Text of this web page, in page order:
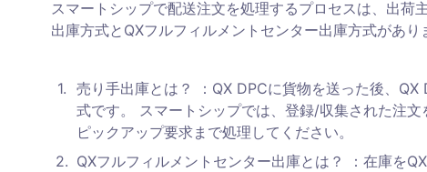
スマートシップで配送注文を処理するプロセスは、出荷
出庫方式とQXフルフィルメントセンター出庫方式があり
1. 売り手出庫とは？ ：QX DPCに貨物を送った後、
式です。 スマートシップでは、登録/収集された注文
ピックアップ要求まで処理してください。
2. QXフルフィルメントセンター出庫とは？ ：在庫を